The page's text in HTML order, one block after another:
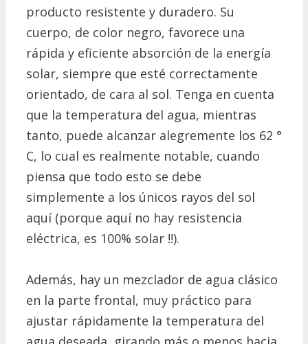
producto resistente y duradero. Su
cuerpo, de color negro, favorece una
rápida y eficiente absorción de la energía
solar, siempre que esté correctamente
orientado, de cara al sol. Tenga en cuenta
que la temperatura del agua, mientras
tanto, puede alcanzar alegremente los 62 °
C, lo cual es realmente notable, cuando
piensa que todo esto se debe
simplemente a los únicos rayos del sol
aquí (porque aquí no hay resistencia
eléctrica, es 100% solar !!).
Además, hay un mezclador de agua clásico
en la parte frontal, muy práctico para
ajustar rápidamente la temperatura del